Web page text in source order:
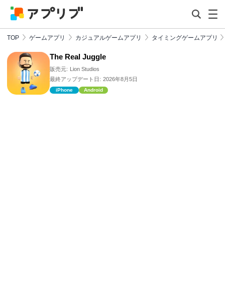
TOP ゲームアプリ カジュアルゲームアプリ タイミングゲームアプリ
The Real Juggle
販売元: Lion Studios
最終アップデート日: 2026年8月5日
iPhone Android